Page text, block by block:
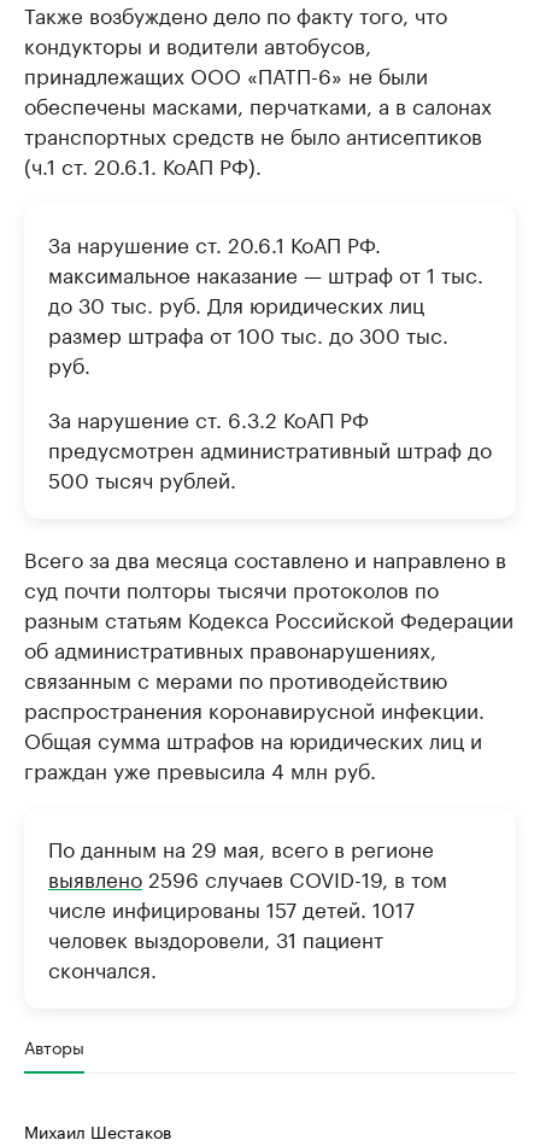
Также возбуждено дело по факту того, что
кондукторы и водители автобусов,
принадлежащих ООО «ПАТП-6» не были
обеспечены масками, перчатками, а в салонах
транспортных средств не было антисептиков
(ч.1 ст. 20.6.1. КоАП РФ).
За нарушение ст. 20.6.1 КоАП РФ.
максимальное наказание — штраф от 1 тыс.
до 30 тыс. руб. Для юридических лиц
размер штрафа от 100 тыс. до 300 тыс.
руб.
За нарушение ст. 6.3.2 КоАП РФ
предусмотрен административный штраф до
500 тысяч рублей.
Всего за два месяца составлено и направлено в
суд почти полторы тысячи протоколов по
разным статьям Кодекса Российской Федерации
об административных правонарушениях,
связанным с мерами по противодействию
распространения коронавирусной инфекции.
Общая сумма штрафов на юридических лиц и
граждан уже превысила 4 млн руб.
По данным на 29 мая, всего в регионе
выявлено 2596 случаев COVID-19, в том
числе инфицированы 157 детей. 1017
человек выздоровели, 31 пациент
скончался.
Авторы
Михаил Шестаков